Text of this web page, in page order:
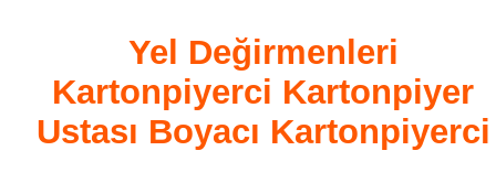
0532 165 16 83
Yel Değirmenleri
Kartonpiyerci Kartonpiyer
Ustası Boyacı Kartonpiyerci